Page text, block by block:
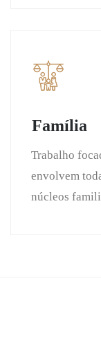
Família
Trabalho
envolvem
núcleos